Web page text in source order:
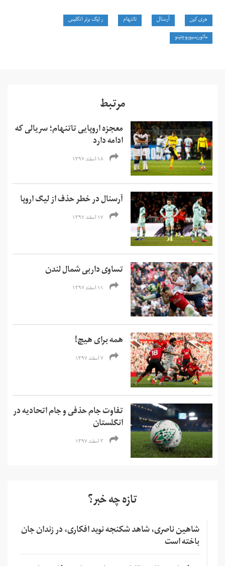
هری کین آرسنال تاتنهام
ر لیگ برتر انگلیس
مائوریسیوپوچتینو
مرتبط
معجزه اروپایی تاتنهام؛ سریالی که
ادامه دارد
۱۸ اسفند ۱۳۹۷
آرسنال در خطر حذف از لیگ اروپا
۱۷ اسفند ۱۳۹۷
تساوی داربی شمال لندن
۱۱ اسفند ۱۳۹۷
همه برای هیچ!
۷ اسفند ۱۳۹۷
تفاوت جام حذفی و جام اتحادیه در
انگلستان
۳ اسفند ۱۳۹۷
تازه چه خبر؟
شاهین ناصری، شاهد شکنجه نوید افکاری، در زندان جان
باخته است